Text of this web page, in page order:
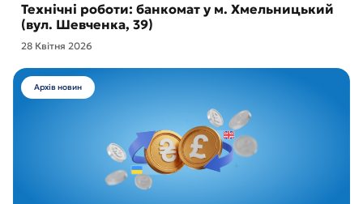
Технічні роботи: банкомат у м. Хмельницький
(вул. Шевченка, 39)
28 Квітня 2026
Архів новин